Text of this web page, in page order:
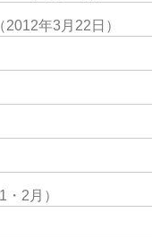
2012年3月22日）
・2月）